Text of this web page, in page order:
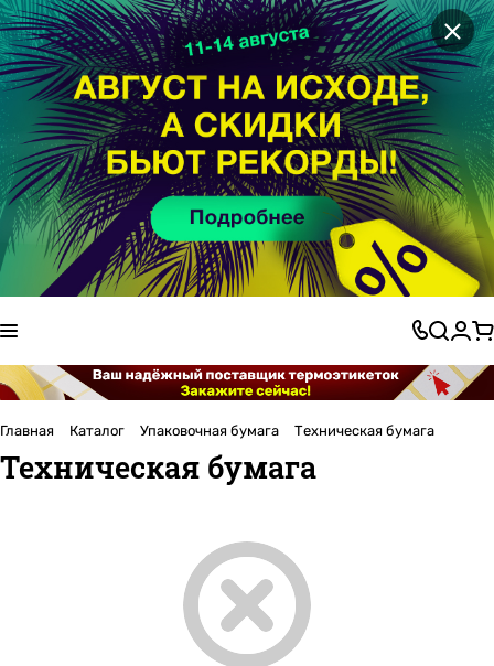
×
Главная Каталог Упаковочная бумага Техническая бумага
Техническая бумага